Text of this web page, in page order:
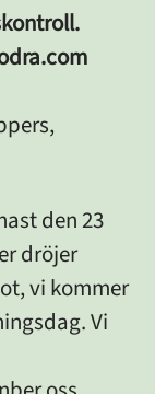
den 23
dröjer
vi kommer
Vi